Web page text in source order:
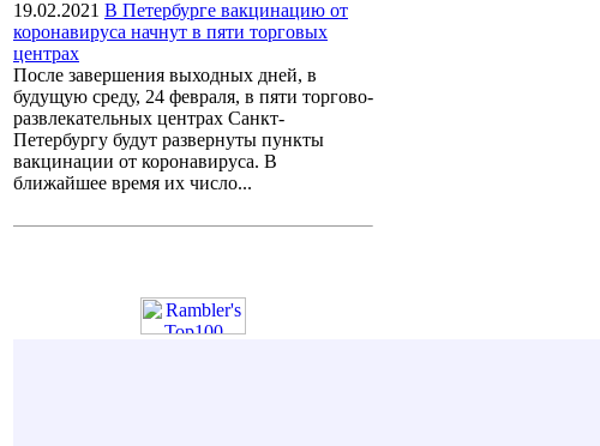
19.02.2021 В Петербурге вакцинацию от
коронавируса начнут в пяти торговых
центрах
После завершения выходных дней, в
будущую среду, 24 февраля, в пяти торгово-
развлекательных центрах Санкт-
Петербургу будут развернуты пункты
вакцинации от коронавируса. В
ближайшее время их число...